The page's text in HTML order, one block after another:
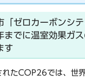
「ゼロカーボンシ
でに温室効果ガ
す
たCOP26では、世